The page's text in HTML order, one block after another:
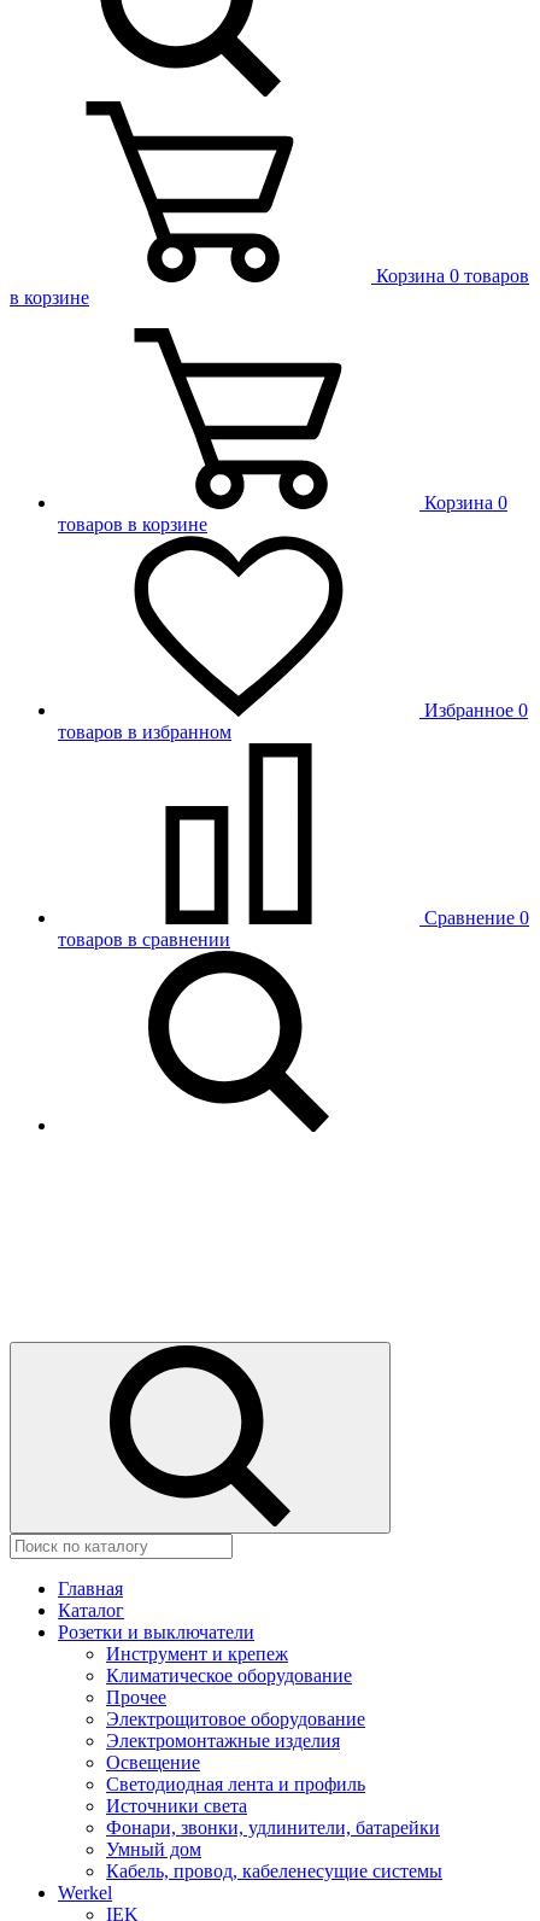
Корзина 0 товаров
в корзине
Корзина 0
товаров в корзине
Избранное 0
товаров в избранном
Сравнение 0
товаров в сравнении
Главная
Каталог
Розетки и выключатели
Инструмент и крепеж
Климатическое оборудование
Прочее
Электрощитовое оборудование
Электромонтажные изделия
Освещение
Светодиодная лента и профиль
Источники света
Фонари, звонки, удлинители, батарейки
Умный дом
Кабель, провод, кабеленесущие системы
Werkel
IEK